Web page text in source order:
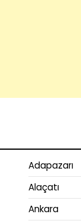
Adapazarı
Alaçatı
Ankara